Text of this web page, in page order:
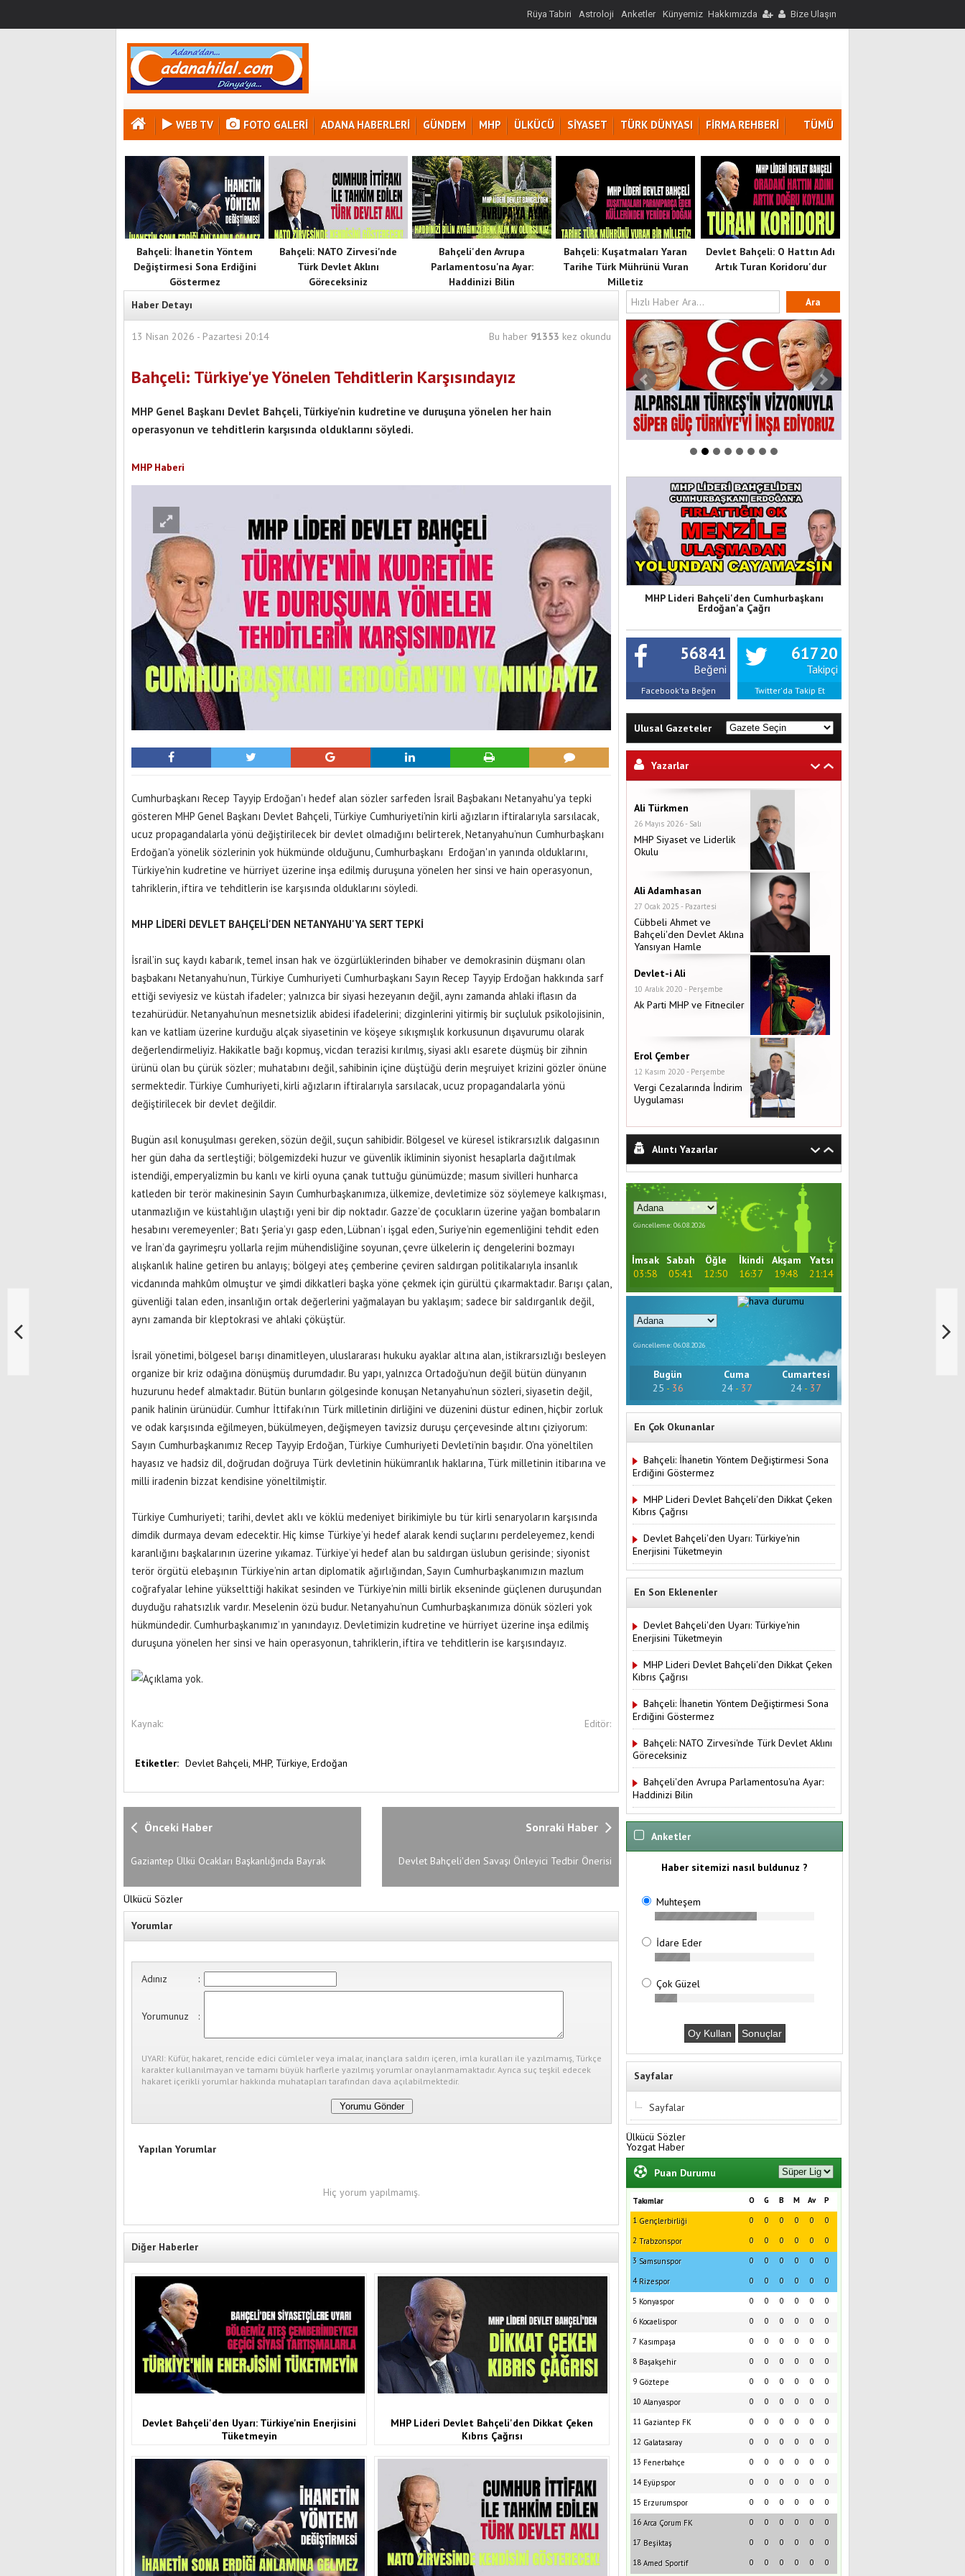
Rüya Tabiri Astroloji Anketler Künyemiz Hakkımızda Bize Ulaşın
WEB TV FOTO GALERI ADANA HABERLERİ GÜNDEM MHP ÜLKÜCÜ SİYASET TÜRK DÜNYASI FİRMA REHBERİ TÜMÜ
Bahçeli: İhanetin Yöntem
Değiştirmesi Sona Erdiğini
Göstermez
Bahçeli: NATO Zirvesi'nde
Türk Devlet Aklını
Göreceksiniz
Bahçeli'den Avrupa
Parlamentosu'na Ayar:
Haddinizi Bilin
Devlet Bahçeli: O Hattın Adı
Artık Turan Koridoru'dur
Bahçeli: Kuşatmaları Yaran
Tarihe Türk Mührünü Vuran
Milletiz
Haber Detayı
13 Nisan 2026 - Pazartesi 20:14 Bu haber 91353 kez okundu
Bahçeli: Türkiye'ye Yönelen Tehditlerin Karşısındayız
MHP Genel Başkanı Devlet Bahçeli, Türkiye'nin kudretine ve duruşuna yönelen her hain
operasyonun ve tehditlerin karşısında olduklarını söyledi.
MHP Haberi
Cumhurbaşkanı Recep Tayyip Erdoğan'ı hedef alan sözler sarfeden İsrail Başbakanı Netanyahu'ya tepki
gösteren MHP Genel Başkanı Devlet Bahçeli, Türkiye Cumhuriyeti'nin kirli ağızların iftiralarıyla sarsılacak,
ucuz propagandalarla yönü değiştirilecek bir devlet olmadığını belirterek, Netanyahu’nun Cumhurbaşkanı
Erdoğan'a yönelik sözlerinin yok hükmünde olduğunu, Cumhurbaşkanı Erdoğan'ın yanında olduklarını,
Türkiye'nin kudretine ve hürriyet üzerine inşa edilmiş duruşuna yönelen her sinsi ve hain operasyonun,
tahriklerin, iftira ve tehditlerin ise karşısında olduklarını söyledi.
MHP LİDERİ DEVLET BAHÇELİ'DEN NETANYAHU'YA SERT TEPKİ
İsrail’in suç kaydı kabarık, temel insan hak ve özgürlüklerinden bihaber ve demokrasinin düşmanı olan
başbakanı Netanyahu’nun, Türkiye Cumhuriyeti Cumhurbaşkanı Sayın Recep Tayyip Erdoğan hakkında sarf
ettiği seviyesiz ve küstah ifadeler; yalnızca bir siyasi hezeyanın değil, aynı zamanda ahlaki iflasın da
tezahürüdür. Netanyahu’nun mesnetsizlik abidesi ifadelerini; dizginlerini yitirmiş bir suçluluk psikolojisinin,
kan ve katliam üzerine kurduğu alçak siyasetinin ve köşeye sıkışmışlık korkusunun dışavurumu olarak
değerlendirmeliyiz. Hakikatle bağı kopmuş, vicdan terazisi kırılmış, siyasi aklı esarete düşmüş bir zihnin
ürünü olan bu çürük sözler; muhatabını değil, sahibinin içine düştüğü derin meşruiyet krizini gözler önüne
sermektedir. Türkiye Cumhuriyeti, kirli ağızların iftiralarıyla sarsılacak, ucuz propagandalarla yönü
değiştirilecek bir devlet değildir.
Bugün asıl konuşulması gereken, sözün değil, suçun sahibidir. Bölgesel ve küresel istikrarsızlık dalgasının
her gün daha da sertleştiği; bölgemizdeki huzur ve güvenlik ikliminin siyonist hesaplarla dağıtılmak
istendiği, emperyalizmin bu kanlı ve kirli oyuna çanak tuttuğu günümüzde; masum sivilleri hunharca
katleden bir terör makinesinin Sayın Cumhurbaşkanımıza, ülkemize, devletimize söz söylemeye kalkışması,
utanmazlığın ve küstahlığın ulaştığı yeni bir dip noktadır. Gazze’de çocukların üzerine yağan bombaların
hesabını veremeyenler; Batı Şeria’yı gasp eden, Lübnan’ı işgal eden, Suriye’nin egemenliğini tehdit eden
ve İran’da gayrimeşru yollarla rejim mühendisliğine soyunan, çevre ülkelerin iç dengelerini bozmayı
alışkanlık haline getiren bu anlayış; bölgeyi ateş çemberine çeviren saldırgan politikalarıyla insanlık
vicdanında mahkûm olmuştur ve şimdi dikkatleri başka yöne çekmek için gürültü çıkarmaktadır. Barışı çalan,
güvenliği talan eden, insanlığın ortak değerlerini yağmalayan bu yaklaşım; sadece bir saldırganlık değil,
aynı zamanda bir kleptokrasi ve ahlaki çöküştür.
İsrail yönetimi, bölgesel barışı dinamitleyen, uluslararası hukuku ayaklar altına alan, istikrarsızlığı besleyen
organize bir kriz odağına dönüşmüş durumdadır. Bu yapı, yalnızca Ortadoğu’nun değil bütün dünyanın
huzurunu hedef almaktadır. Bütün bunların gölgesinde konuşan Netanyahu’nun sözleri, siyasetin değil,
panik halinin ürünüdür. Cumhur İttifakı’nın Türk milletinin dirliğini ve düzenini düstur edinen, hiçbir zorluk
ve odak karşısında eğilmeyen, bükülmeyen, değişmeyen tavizsiz duruşu çerçevesinde altını çiziyorum:
Sayın Cumhurbaşkanımız Recep Tayyip Erdoğan, Türkiye Cumhuriyeti Devleti’nin başıdır. O’na yöneltilen
hayasız ve hadsiz dil, doğrudan doğruya Türk devletinin hükümranlık haklarına, Türk milletinin itibarına ve
milli iradenin bizzat kendisine yöneltilmiştir.
Türkiye Cumhuriyeti; tarihi, devlet aklı ve köklü medeniyet birikimiyle bu tür kirli senaryoların karşısında
dimdik durmaya devam edecektir. Hiç kimse Türkiye’yi hedef alarak kendi suçlarını perdeleyemez, kendi
karanlığını başkalarının üzerine yıkamaz. Türkiye’yi hedef alan bu saldırgan üslubun gerisinde; siyonist
terör örgütü elebaşının Türkiye’nin artan diplomatik ağırlığından, Sayın Cumhurbaşkanımızın mazlum
coğrafyalar lehine yükselttiği hakikat sesinden ve Türkiye’nin milli birlik ekseninde güçlenen duruşundan
duyduğu rahatsızlık vardır. Meselenin özü budur. Netanyahu’nun Cumhurbaşkanımıza dönük sözleri yok
hükmündedir. Cumhurbaşkanımız’ın yanındayız. Devletimizin kudretine ve hürriyet üzerine inşa edilmiş
duruşuna yönelen her sinsi ve hain operasyonun, tahriklerin, iftira ve tehditlerin ise karşısındayız.
Kaynak: Editör:
Etiketler: Devlet Bahçeli, MHP, Türkiye, Erdoğan
Önceki Haber
Gaziantep Ülkü Ocakları Başkanlığında Bayrak
Sonraki Haber
Devlet Bahçeli'den Savaşı Önleyici Tedbir Önerisi
Ülkücü Sözler
Yorumlar
Adınız :
Yorumunuz :
UYARI: Küfür, hakaret, rencide edici cümleler veya imalar, inançlara saldırı içeren, imla kuralları ile yazılmamış, Türkçe
karakter kullanılmayan ve tamamı büyük harflerle yazılmış yorumlar onaylanmamaktadır. Ayrıca suç teşkil edecek
hakaret içerikli yorumlar hakkında muhatapları tarafından dava açılabilmektedir.
Yapılan Yorumlar
Hiç yorum yapılmamış.
Diğer Haberler
Devlet Bahçeli'den Uyarı: Türkiye'nin Enerjisini
Tüketmeyin
MHP Lideri Devlet Bahçeli'den Dikkat Çeken
Kıbrıs Çağrısı
MHP Lideri Bahçeli'den Cumhurbaşkanı
Erdoğan'a Çağrı
56841
Beğeni
Facebook'ta Beğen
61720
Takipçi
Twitter'da Takip Et
Ulusal Gazeteler
Yazarlar
Ali Türkmen
26 Mayıs 2026 - Salı
MHP Siyaset ve Liderlik
Okulu
Ali Adamhasan
27 Ocak 2025 - Pazartesi
Cübbeli Ahmet ve
Bahçeli'den Devlet Aklına
Yansıyan Hamle
Devlet-i Ali
10 Aralık 2020 - Perşembe
Ak Parti MHP ve Fitneciler
Erol Çember
12 Kasım 2020 - Perşembe
Vergi Cezalarında İndirim
Uygulaması
Alıntı Yazarlar
Güncelleme: 06.08.2026
İmsak
03:58
Sabah
05:41
Öğle
12:50
İkindi
16:37
Akşam
19:48
Yatsı
21:14
Güncelleme: 06.08.2026
Bugün
25 - 36
Cuma
24- 37
Cumartesi
24- 37
En Çok Okunanlar
Bahçeli: İhanetin Yöntem Değiştirmesi Sona
Erdiğini Göstermez
MHP Lideri Devlet Bahçeli'den Dikkat Çeken
Kıbrıs Çağrısı
Devlet Bahçeli'den Uyarı: Türkiye'nin
Enerjisini Tüketmeyin
En Son Eklenenler
Devlet Bahçeli'den Uyarı: Türkiye'nin
Enerjisini Tüketmeyin
MHP Lideri Devlet Bahçeli'den Dikkat Çeken
Kıbrıs Çağrısı
Bahçeli: İhanetin Yöntem Değiştirmesi Sona
Erdiğini Göstermez
Bahçeli: NATO Zirvesi'nde Türk Devlet Aklını
Göreceksiniz
Bahçeli'den Avrupa Parlamentosu'na Ayar:
Haddinizi Bilin
Anketler
Haber sitemizi nasıl buldunuz ?
Muhteşem
İdare Eder
Çok Güzel
Sayfalar
Sayfalar
Ülkücü Sözler
Yozgat Haber
Puan Durumu
Takımlar P
Av
M
B
G
O
1 Gençlerbirliği 0
0
0
0
0
0
2 Trabzonspor 0
0
0
0
0
0
3 Samsunspor 0
0
0
0
0
0
4 Rizespor 0
0
0
0
0
0
5 Konyaspor 0
0
0
0
0
0
6 Kocaelispor 0
0
0
0
0
0
7 Kasımpaşa 0
0
0
0
0
0
8 Başakşehir 0
0
0
0
0
0
9 Göztepe 0
0
0
0
0
0
10 Alanyaspor 0
0
0
0
0
0
11 Gaziantep FK 0
0
0
0
0
0
12 Galatasaray 0
0
0
0
0
0
13 Fenerbahçe 0
0
0
0
0
0
14 Eyüpspor 0
0
0
0
0
0
15 Erzurumspor 0
0
0
0
0
0
16 Arca Çorum FK 0
0
0
0
0
0
17 Beşiktaş 0
0
0
0
0
0
18 Amed Sportif 0
0
0
0
0
0